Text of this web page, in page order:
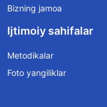
Bizning jamoa
Ijtimoiy sahifalar
Metodikalar
Foto yangiliklar